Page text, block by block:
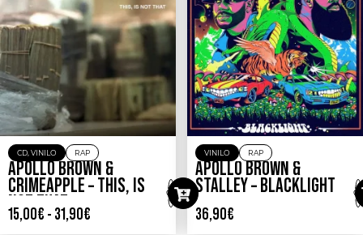
CD, VINILO RAP
APOLLO BROWN &
CRIMEAPPLE – THIS, IS
NOT THAT
15,00€ - 31,90€
VINILO RAP
APOLLO BROWN &
STALLEY – BLACKLIGHT
36,90€